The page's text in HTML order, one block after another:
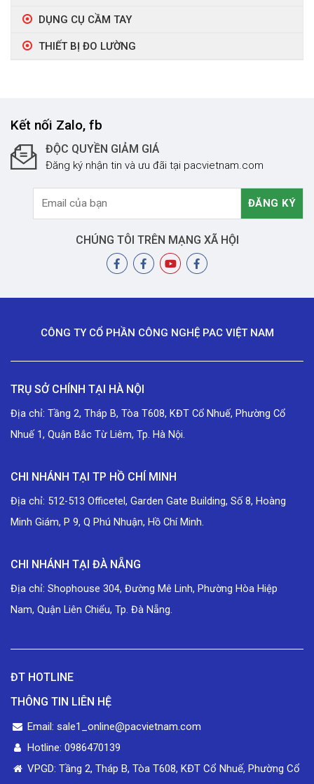
DỤNG CỤ CẦM TAY
THIẾT BỊ ĐO LƯỜNG
Kết nối Zalo, fb
ĐỘC QUYỀN GIẢM GIÁ
Đăng ký nhận tin và ưu đãi tại pacvietnam.com
CHÚNG TÔI TRÊN MẠNG XÃ HỘI
CÔNG TY CỔ PHẦN CÔNG NGHỆ PAC VIỆT NAM
TRỤ SỞ CHÍNH TẠI HÀ NỘI
Địa chỉ: Tầng 2, Tháp B, Tòa T608, KĐT Cổ Nhuế, Phường Cổ
Nhuế 1, Quận Bắc Từ Liêm, Tp. Hà Nội.
CHI NHÁNH TẠI TP HỒ CHÍ MINH
Địa chỉ: 512-513 Officetel, Garden Gate Building, Số 8, Hoàng
Minh Giám, P 9, Q Phú Nhuận, Hồ Chí Minh.
CHI NHÁNH TẠI ĐÀ NẴNG
Địa chỉ: Shophouse 304, Đường Mê Linh, Phường Hòa Hiệp
Nam, Quận Liên Chiểu, Tp. Đà Nẵng.
ĐT HOTLINE
THÔNG TIN LIÊN HỆ
Email: sale1_online@pacvietnam.com
Hotline: 0986470139
VPGD: Tầng 2, Tháp B, Tòa T608, KĐT Cổ Nhuế, Phường Cổ